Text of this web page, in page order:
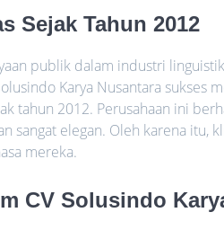
Sejak Tahun 2012
publik dalam industri
Karya Nusantara
tahun 2012. Perusahaan ini
sangat elegan. Oleh karena
mereka.
CV Solusindo